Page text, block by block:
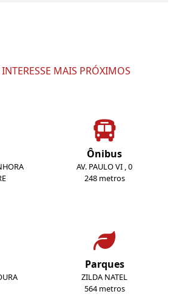
MAIS PRÓXIMOS
Ônibus
AV. PAULO VI , 0
248 metros
Parques
ZILDA NATEL
564 metros